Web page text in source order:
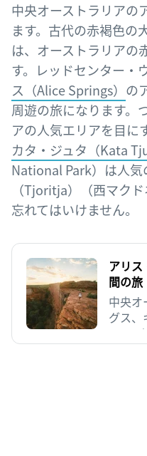
中央オーストラリアの
ます。古代の赤褐色の
は、オーストラリアの
す。レッドセンター・
ス（Alice Springs） の
周遊の旅になります。
アの人気エリアを目に
カタ・ジュタ（Kata
National Park）は人気
（Tjoritja）（西マク
忘れてはいけません。
アリ
間の旅
中央オ
グス、
抜け
行で巡
この記